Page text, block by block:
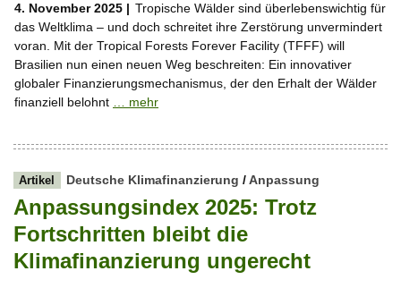
4. November 2025 | Tropische Wälder sind überlebenswichtig für
das Weltklima – und doch schreitet ihre Zerstörung unvermindert
voran. Mit der Tropical Forests Forever Facility (TFFF) will
Brasilien nun einen neuen Weg beschreiten: Ein innovativer
globaler Finanzierungsmechanismus, der den Erhalt der Wälder
finanziell belohnt … mehr
Artikel Deutsche Klimafinanzierung /Anpassung
Anpassungsindex 2025: Trotz
Fortschritten bleibt die
Klimafinanzierung ungerecht